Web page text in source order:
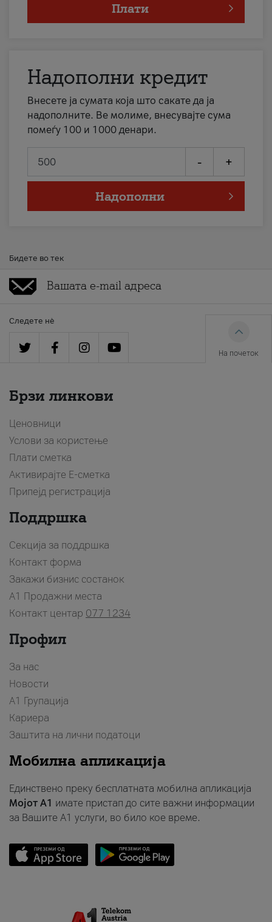
Плати
Надополни кредит
Внесете ја сумата која што сакате да ја
надополните. Ве молиме, внесувајте сума
помеѓу 100 и 1000 денари.
- +
Надополни
Бидете во тек
Следете нè
На почеток
Брзи линкови
Ценовници
Услови за користење
Плати сметка
Активирајте Е-сметка
Припејд регистрација
Поддршка
Секција за поддршка
Контакт форма
Закажи бизнис состанок
A1 Продажни места
Контакт центар 077 1234
Профил
За нас
Новости
А1 Групација
Кариера
Заштита на лични податоци
Мобилна апликација
Единствено преку бесплатната мобилна апликација
Мојот A1 имате пристап до сите важни информации
за Вашите A1 услуги, во било кое време.